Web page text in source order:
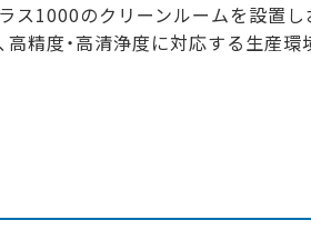
ス1000のクリーンルームを設置
高精度・高清浄度に対応する生産環